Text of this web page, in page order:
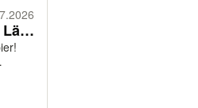
LagerwareTrapezblech 31-207 DACH Anthrazit VLIES Länge: 2 - 6m